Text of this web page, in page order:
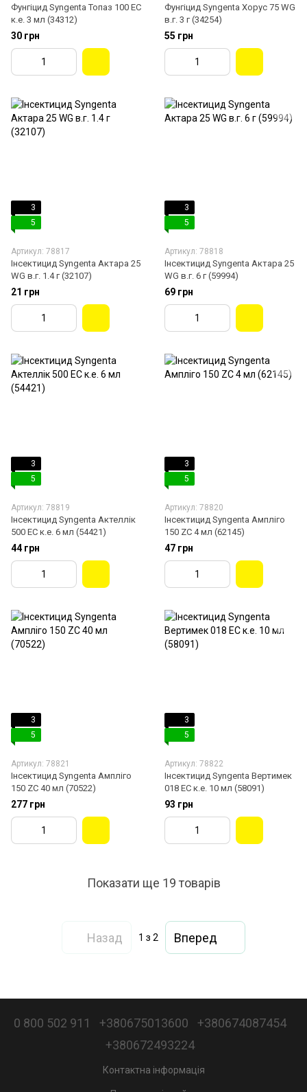
Фунгіцид Syngenta Топаз 100 ЕС
к.е. 3 мл (34312)
30 грн
Фунгіцид Syngenta Хорус 75 WG
в.г. 3 г (34254)
55 грн
3
5
Артикул: 78817
Інсектицид Syngenta Актара 25
WG в.г. 1.4 г (32107)
21 грн
3
5
Артикул: 78818
Інсектицид Syngenta Актара 25
WG в.г. 6 г (59994)
69 грн
3
5
Артикул: 78819
Інсектицид Syngenta Актеллік
500 EС к.е. 6 мл (54421)
44 грн
3
5
Артикул: 78820
Інсектицид Syngenta Ампліго
150 ZC 4 мл (62145)
47 грн
3
5
Артикул: 78821
Інсектицид Syngenta Ампліго
150 ZC 40 мл (70522)
277 грн
3
5
Артикул: 78822
Інсектицид Syngenta Вертимек
018 ЕС к.е. 10 мл (58091)
93 грн
Показати ще 19 товарів
Назад 1 з 2 Вперед
0 800 502 911 +380675013600
+380674087454
+380672493224
Контактна інформація